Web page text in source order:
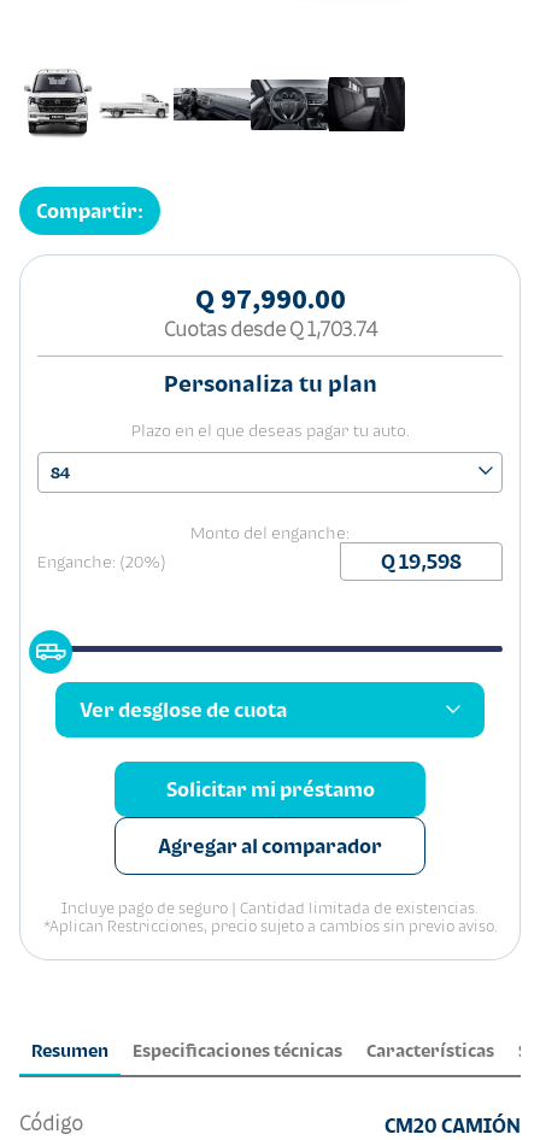
Resumen Especificaciones técnicas Características
Código CM20 CAMIÓN
Compartir:
Q 97,990.00
Cuotas desde Q 1,703.74
Personaliza tu plan
Plazo en el que deseas pagar tu auto.
84
Monto del enganche:
Enganche: (20%)
Ver desglose de cuota
Solicitar mi préstamo
Agregar al comparador
Incluye pago de seguro | Cantidad limitada de existencias.
*Aplican Restricciones, precio sujeto a cambios sin previo aviso.